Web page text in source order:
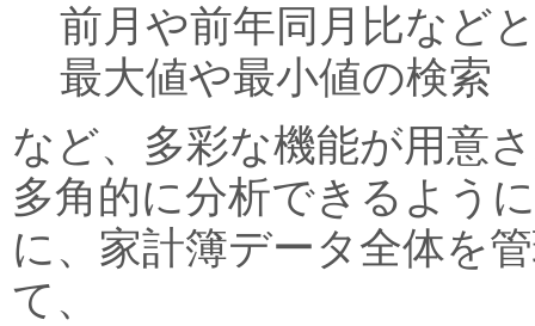
前月や前年同月比など
最大値や最小値の検索
など、多彩な機能が用意
多角的に分析できるよう
に、家計簿データ全体を
て、